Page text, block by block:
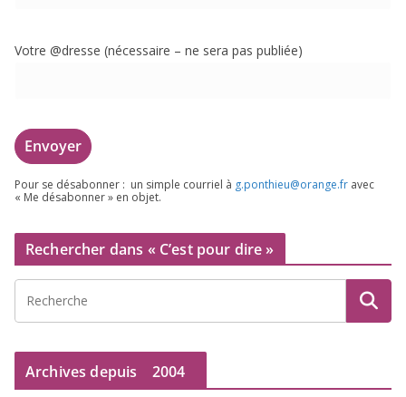
Votre @dresse (néces­saire – ne sera pas publiée)
Pour se désa­bon­ner : un simple cour­riel à g.​ponthieu@​orange.​fr avec
« Me désa­bon­ner » en objet.
Rechercher dans « C’est pour dire »
Archives depuis 2004